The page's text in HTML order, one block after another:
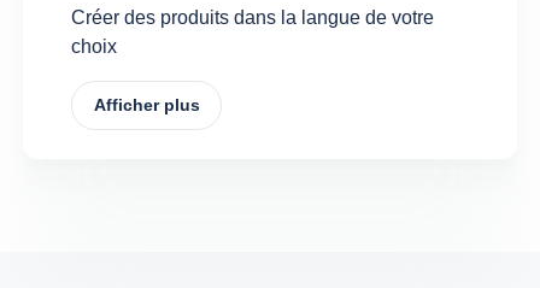
Créer des produits dans la langue de votre
choix
Afficher plus